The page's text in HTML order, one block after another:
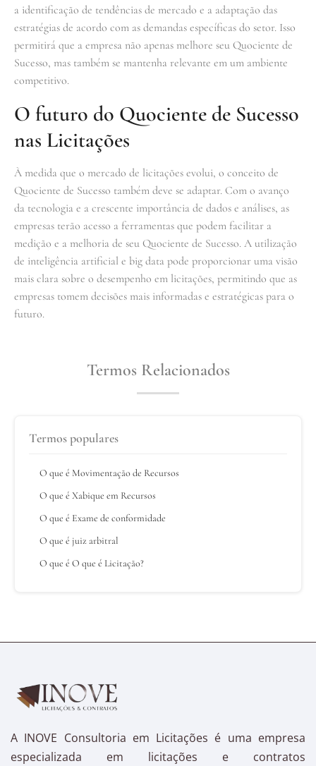
a identificação de tendências de mercado e a adaptação das
estratégias de acordo com as demandas específicas do setor. Isso
permitirá que a empresa não apenas melhore seu Quociente de
Sucesso, mas também se mantenha relevante em um ambiente
competitivo.
O futuro do Quociente de Sucesso
nas Licitações
À medida que o mercado de licitações evolui, o conceito de
Quociente de Sucesso também deve se adaptar. Com o avanço
da tecnologia e a crescente importância de dados e análises, as
empresas terão acesso a ferramentas que podem facilitar a
medição e a melhoria de seu Quociente de Sucesso. A utilização
de inteligência artificial e big data pode proporcionar uma visão
mais clara sobre o desempenho em licitações, permitindo que as
empresas tomem decisões mais informadas e estratégicas para o
futuro.
Termos Relacionados
Termos populares
O que é Movimentação de Recursos
O que é Xabique em Recursos
O que é Exame de conformidade
O que é juiz arbitral
O que é O que é Licitação?
A INOVE Consultoria em Licitações é uma empresa
especializada em licitações e contratos